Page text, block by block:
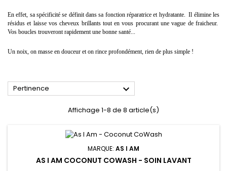
En effet, sa spécificité se définit dans sa fonction réparatrice et hydratante. Il élimine les
résidus et laisse vos cheveux brillants tout en vous procurant une vague de fraicheur.
Vos boucles trouveront rapidement une bonne santé...
Un noix, on masse en douceur et on rince profondément, rien de plus simple !
Pertinence 
Affichage 1-8 de 8 article(s)
MARQUE: AS I AM
AS I AM COCONUT COWASH - SOIN LAVANT